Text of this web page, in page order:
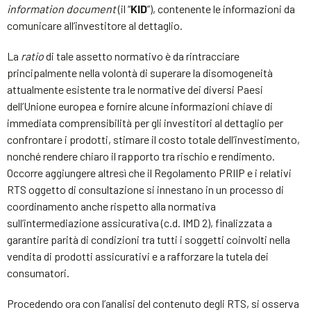
information document(il “KID”), contenente le informazioni da
comunicare all’investitore al dettaglio.
La ratiodi tale assetto normativo è da rintracciare
principalmente nella volontà di superare la disomogeneità
attualmente esistente tra le normative dei diversi Paesi
dell’Unione europea e fornire alcune informazioni chiave di
immediata comprensibilità per gli investitori al dettaglio per
confrontare i prodotti, stimare il costo totale dell’investimento,
nonché rendere chiaro il rapporto tra rischio e rendimento.
Occorre aggiungere altresì che il Regolamento PRIIP e i relativi
RTS oggetto di consultazione si innestano in un processo di
coordinamento anche rispetto alla normativa
sull’intermediazione assicurativa (c.d. IMD 2), finalizzata a
garantire parità di condizioni tra tutti i soggetti coinvolti nella
vendita di prodotti assicurativi e a rafforzare la tutela dei
consumatori.
Procedendo ora con l’analisi del contenuto degli RTS, si osserva